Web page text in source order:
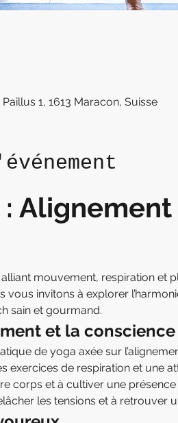
1, 1613 Maracon, Suisse
mouvement, respiration et
vous invitons à explorer
sain et gourmand.
et la conscience
de yoga axée sur
exercices de respiration et une
corps et à cultiver une
les tensions et à retrouver